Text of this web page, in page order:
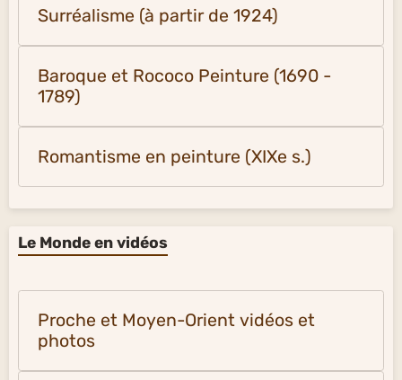
Surréalisme (à partir de 1924)
Baroque et Rococo Peinture (1690 -
1789)
Romantisme en peinture (XIXe s.)
Le Monde en vidéos
Proche et Moyen-Orient vidéos et
photos